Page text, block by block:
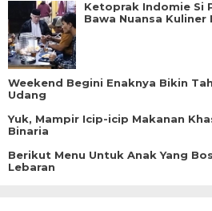
Ketoprak Indomie Si
Bawa Nuansa
Weekend Begini Enaknya Bikin
Udang
Yuk, Mampir Icip-icip Makanan
Binaria
Berikut Menu Untuk Anak Yang
Lebaran